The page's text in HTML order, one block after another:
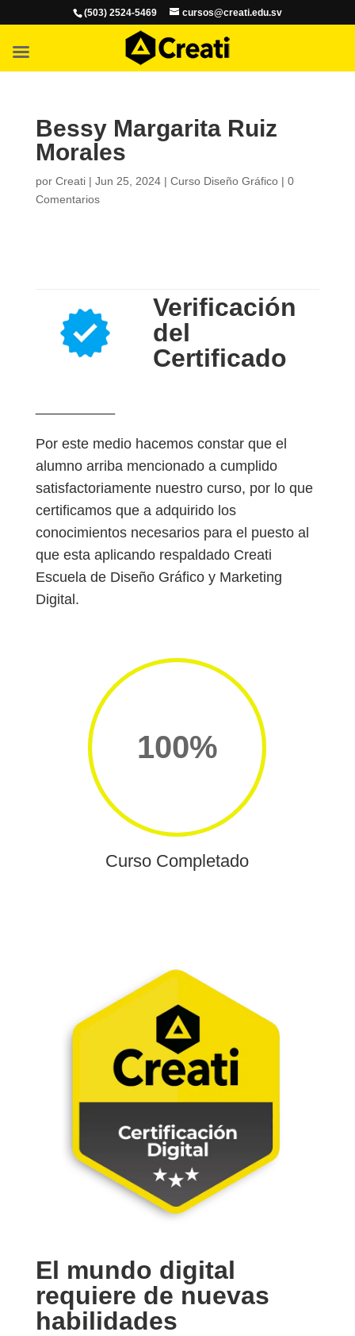
(503) 2524-5469 cursos@creati.edu.sv
Bessy Margarita Ruiz
Morales
por Creati| Jun 25, 2024| Curso Diseño Gráfico| 0
Comentarios
Verificación
del
Certificado
Por este medio hacemos constar que el
alumno arriba mencionado a cumplido
satisfactoriamente nuestro curso, por lo que
certificamos que a adquirido los
conocimientos necesarios para el puesto al
que esta aplicando respaldado Creati
Escuela de Diseño Gráfico y Marketing
Digital.
100%
Curso Completado
El mundo digital
requiere de nuevas
habilidades